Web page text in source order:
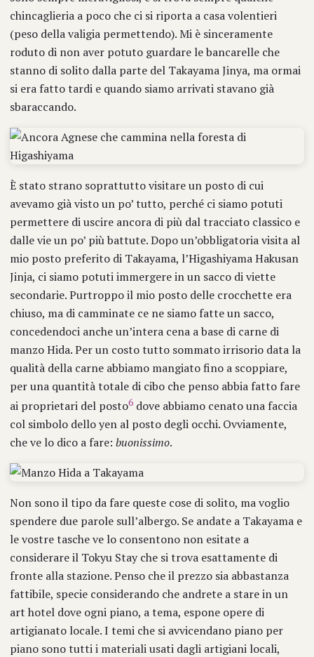
chincaglieria a poco che ci si riporta a casa volentieri
(peso della valigia permettendo). Mi è sinceramente
roduto di non aver potuto guardare le bancarelle che
stanno di solito dalla parte del Takayama Jinya, ma ormai
si era fatto tardi e quando siamo arrivati stavano già
sbaraccando.
È stato strano soprattutto visitare un posto di cui
avevamo già visto un po’ tutto, perché ci siamo potuti
permettere di uscire ancora di più dal tracciato classico e
dalle vie un po’ più battute. Dopo un’obbligatoria visita al
mio posto preferito di Takayama, l’Higashiyama Hakusan
Jinja, ci siamo potuti immergere in un sacco di viette
secondarie. Purtroppo il mio posto delle crocchette era
chiuso, ma di camminate ce ne siamo fatte un sacco,
concedendoci anche un’intera cena a base di carne di
manzo Hida. Per un costo tutto sommato irrisorio data la
qualità della carne abbiamo mangiato fino a scoppiare,
per una quantità totale di cibo che penso abbia fatto fare
ai proprietari del posto6 dove abbiamo cenato una faccia
col simbolo dello yen al posto degli occhi. Ovviamente,
che ve lo dico a fare:buonissimo.
Non sono il tipo da fare queste cose di solito, ma voglio
spendere due parole sull’albergo. Se andate a Takayama e
le vostre tasche ve lo consentono non esitate a
considerare il Tokyu Stay che si trova esattamente di
fronte alla stazione. Penso che il prezzo sia abbastanza
fattibile, specie considerando che andrete a stare in un
art hotel dove ogni piano, a tema, espone opere di
artigianato locale. I temi che si avvicendano piano per
piano sono tutti i materiali usati dagli artigiani locali,